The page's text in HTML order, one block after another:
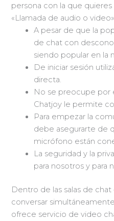
persona con la que
«Llamada de audio o
A pesar de que la
de chat con
siendo popular en la
De iniciar sesión
directa.
No se preocupe por
Chatjoy le permite
Para empezar la
debe asegurarte de
micrófono están
La seguridad y la
para nosotros y para
Dentro de las salas de
conversar
ofrece servicio de video